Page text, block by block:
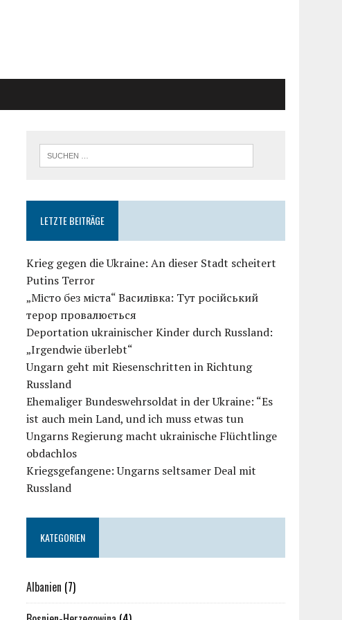
LETZTE BEITRÄGE
Krieg gegen die Ukraine: An dieser Stadt scheitert
Putins Terror
„Місто без міста“ Василівка: Тут російський
терор провалюється
Deportation ukrainischer Kinder durch Russland:
„Irgendwie überlebt“
Ungarn geht mit Riesenschritten in Richtung
Russland
Ehemaliger Bundeswehrsoldat in der Ukraine: “Es
ist auch mein Land, und ich muss etwas tun
Ungarns Regierung macht ukrainische Flüchtlinge
obdachlos
Kriegsgefangene: Ungarns seltsamer Deal mit
Russland
KATEGORIEN
Albanien (7)